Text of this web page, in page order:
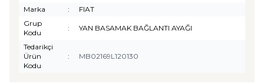
Marka
:
FIAT
Grup
Kodu
: YAN BASAMAK BAĞLANTI AYAĞI
Tedarikçi
Ürün
Kodu
: MB02169L120130